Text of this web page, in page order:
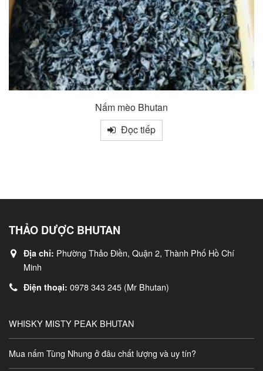
Nhang đốt xông
Đọc tiếp
THẢO DƯỢC BHUTAN
Địa chỉ: Phường Thảo Điền, Quận 2, Thành Phố Hồ Chí
Minh
Điện thoại: 0978 343 245 (Mr Bhutan)
WHISKY MISTY PEAK BHUTAN
Mua nấm Tùng Nhung ở đâu chất lượng và uy tín?